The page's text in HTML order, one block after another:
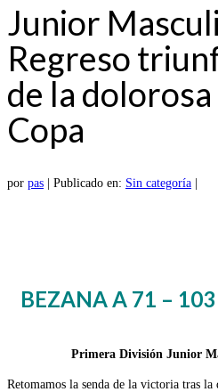
Junior
Regreso
de la
Copa
por pas Publicado en: Sin categoría
BEZANA A 71 –
Primera División Junior
Retomamos la senda de la victoria tras la